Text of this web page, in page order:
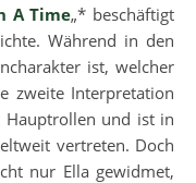
A Time„* beschäftigt
Während in den
ist, welcher
zweite Interpretation
Hauptrollen und ist in
vertreten. Doch
nur Ella gewidmet,